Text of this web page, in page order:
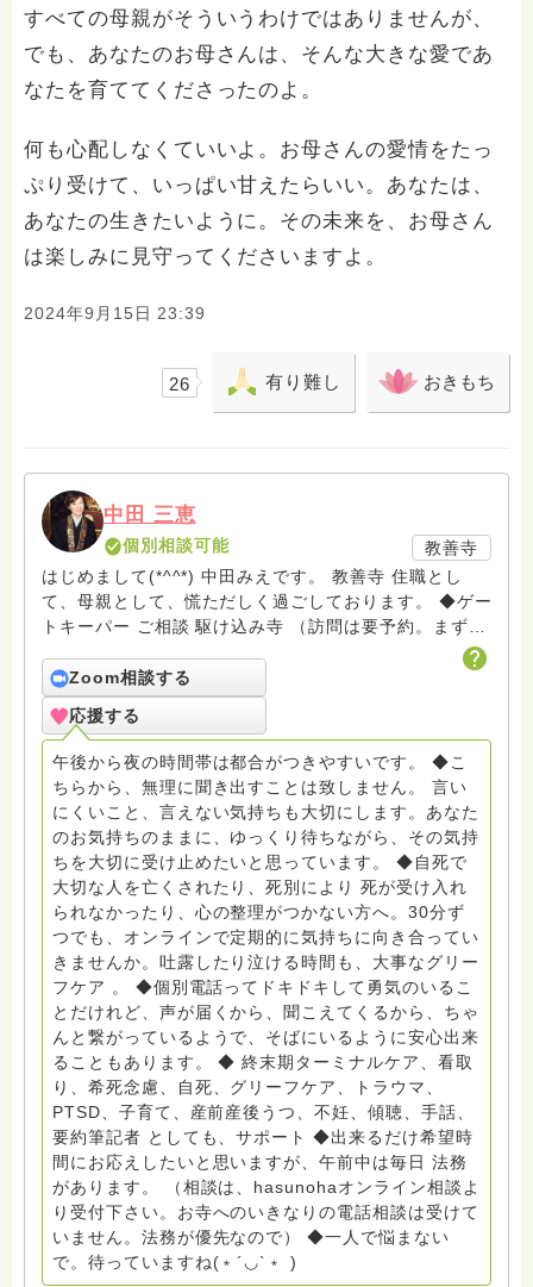
すべての母親がそういうわけではありませんが、
でも、あなたのお母さんは、そんな大きな愛であ
なたを育ててくださったのよ。
何も心配しなくていいよ。お母さんの愛情をたっ
ぷり受けて、いっぱい甘えたらいい。あなたは、
あなたの生きたいように。その未来を、お母さん
は楽しみに見守ってくださいますよ。
2024年9月15日 23:39
26 有り難し おきもち
中田 三恵
個別相談可能
教善寺
はじめまして(*^^*) 中田みえです。 教善寺 住職とし
て、母親として、慌ただしく過ごしております。 ◆ゲー
トキーパー ご相談 駆け込み寺 （訪問は要予約。まずは
ターミナルケア、看取り、グリーフケア、希死念慮、自
死、産前産後うつ、育児、DV、デートDV、トラウマ、
PTSD、傾聴トレーナー、手話、要約筆記、行政相談
員、女性支援員、小学校 中学校支援員としても、ケア
サポートをしています。 ◆一般社団法人『グリーフケア
ともしび』理事長 【ともしび遺族会】運営 毎月 第１
金・昼夜2回開催（大阪駅前第3ビル） 14：00〜，18：
00〜 お問い合わせ申込⬇️こちらから
griefcare.tomoshibi@icloud.com ＊この活動は皆さま
のご支援により支えられております。ご協力をよろしく
お願いします。 ゆうちょ銀行 口座番号 普通408-
6452769 一般社団法人グリーフケアともしび ◆『ビハ
ーラサロン おしゃべりカフェひだまり』 ビハーラ和歌
山代表 居場所運営 問い合わせ申込⬇️こちらから
griefcare.tomoshibi@icloud.com ◆GEはしもとサピュ
イエ 所属 （Gender Equity 誰もが自分らしく生きるこ
とができる社会をめざして）DV・女性支援 ◆認定NPO
京都自死自殺相談センターSotto 元グリーフサポート委
員長（2018〜2024） ◆保育士.幼稚園教諭.小学校教諭.
レクリエーションインストラクター.中学校DV授業 10年
間 保育 教育の現場で 総主任として勤めた経験も生かし
つつ、お話できることがあれば 幸いです。 いつも あな
たとともに。南無阿弥陀仏 ここでは、宗旨を問いませ
ん。 まずは、ひとりで抱え込まないで。 来寺お問い合
わせは⬇️こちらから miehimeyo@gmail.com ※時間を割
Zoom相談する
応援する
午後から夜の時間帯は都合がつきやすいです。 ◆こ
ちらから、無理に聞き出すことは致しません。 言い
にくいこと、言えない気持ちも大切にします。あなた
のお気持ちのままに、ゆっくり待ちながら、その気持
ちを大切に受け止めたいと思っています。 ◆自死で
大切な人を亡くされたり、死別により 死が受け入れ
られなかったり、心の整理がつかない方へ。30分ず
つでも、オンラインで定期的に気持ちに向き合ってい
きませんか。吐露したり泣ける時間も、大事なグリー
フケア 。 ◆個別電話ってドキドキして勇気のいるこ
とだけれど、声が届くから、聞こえてくるから、ちゃ
んと繋がっているようで、そばにいるように安心出来
ることもあります。 ◆ 終末期ターミナルケア、看取
り、希死念慮、自死、グリーフケア、トラウマ、
PTSD、子育て、産前産後うつ、不妊、傾聴、手話、
要約筆記者 としても、サポート ◆出来るだけ希望時
間にお応えしたいと思いますが、午前中は毎日 法務
があります。 （相談は、hasunohaオンライン相談よ
り受付下さい。お寺へのいきなりの電話相談は受けて
いません。法務が優先なので） ◆一人で悩まない
で。待っていますね(﹡´◡`﹡ )